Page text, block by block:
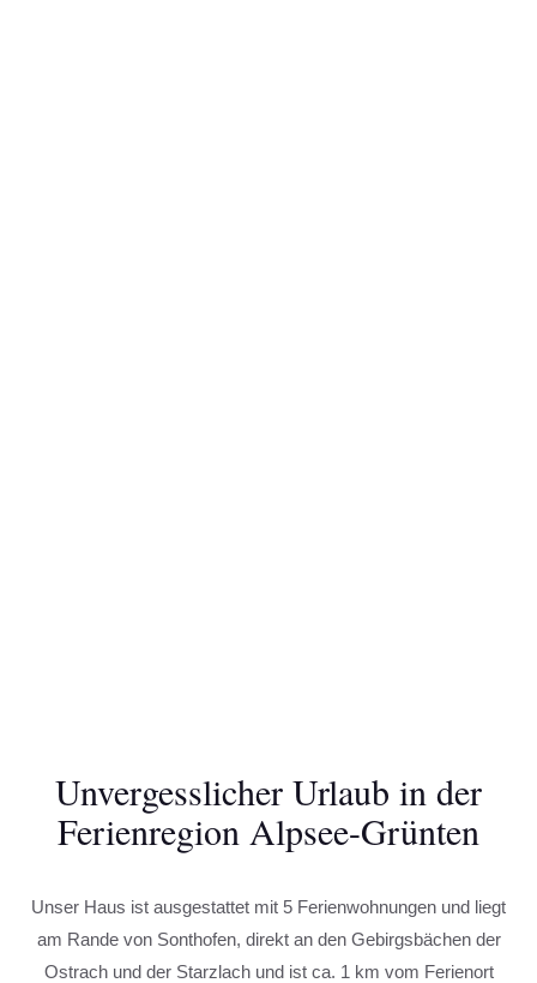
Unvergesslicher Urlaub in der
Ferienregion Alpsee-Grünten
Unser Haus ist ausgestattet mit 5 Ferienwohnungen und liegt
am Rande von Sonthofen, direkt an den Gebirgsbächen der
Ostrach und der Starzlach und ist ca. 1 km vom Ferienort